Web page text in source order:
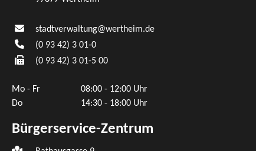
stadtverwaltung@wertheim.de
(0 93 42) 3 01-0
(0 93 42) 3 01-5 00
Mo - Fr
08:00 - 12:00 Uhr
Do
14:30 - 18:00 Uhr
Bürgerservice-Zentrum